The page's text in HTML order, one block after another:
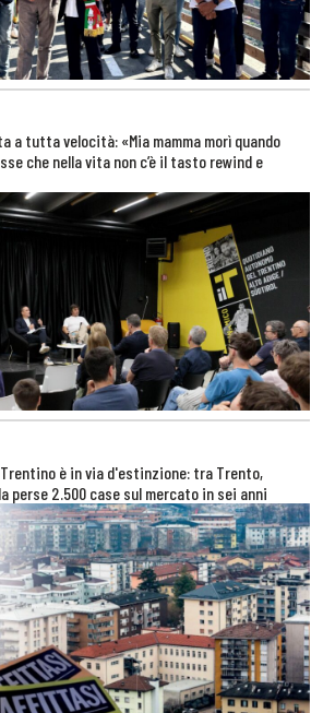
a tutta velocità: «Mia mamma morì quando
che nella vita non c’è il tasto rewind e
è in via d'estinzione: tra Trento,
perse 2.500 case sul mercato in sei anni